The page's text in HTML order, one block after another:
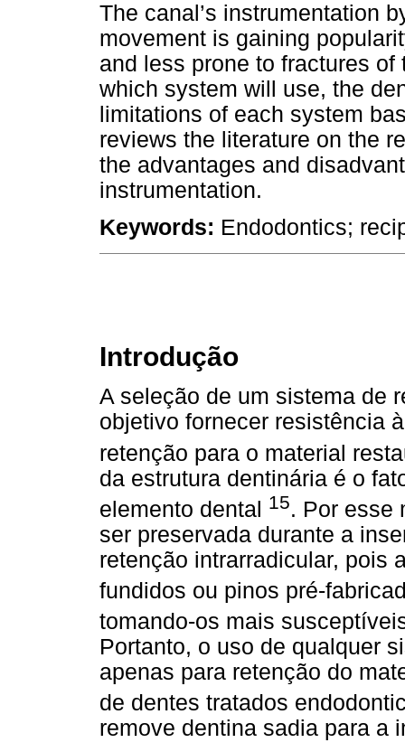
The canal’s instrumentation
movement is gaining
and less prone to fractures
which system will use, the
limitations of each system
reviews the literature on the
the advantages and
instrumentation.
Keywords: Endodontics;
Introdução
A seleção de um sistema de
objetivo fornecer resistência
retenção para o material
da estrutura dentinária é o
elemento dental 15. Por esse
ser preservada durante a
retenção intrarradicular, pois
fundidos ou pinos pré-
tomando-os mais
Portanto, o uso de qualquer
apenas para retenção do
de dentes tratados
remove dentina sadia para a